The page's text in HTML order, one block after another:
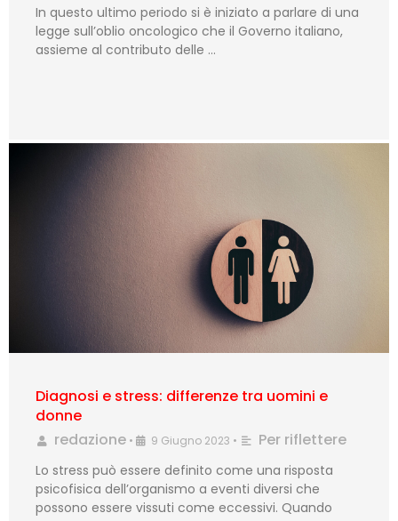
In questo ultimo periodo si è iniziato a parlare di una
legge sull’oblio oncologico che il Governo italiano,
assieme al contributo delle …
Diagnosi e stress: differenze tra uomini e
donne
redazione • 9 Giugno 2023 • Per riflettere
Lo stress può essere definito come una risposta
psicofisica dell’organismo a eventi diversi che
possono essere vissuti come eccessivi. Quando